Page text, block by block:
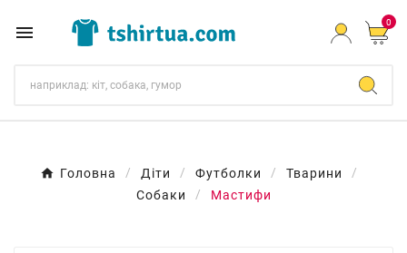
 0
Головна Діти Футболки
Тварини
Собаки
Мастифи